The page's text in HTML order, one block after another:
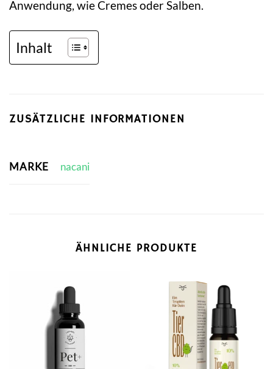
Anwendung, wie Cremes oder Salben.
Inhalt
ZUSÄTZLICHE INFORMATIONEN
MARKE nacani
ÄHNLICHE PRODUKTE